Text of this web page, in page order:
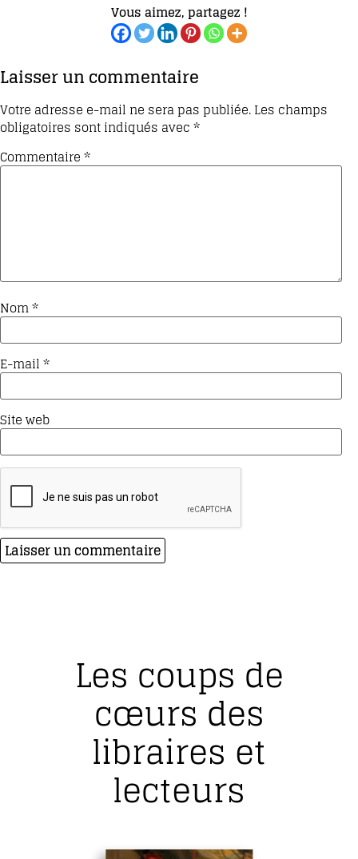
Vous aimez, partagez !
Laisser un commentaire
Votre adresse e-mail ne sera pas publiée.Les champs
obligatoires sont indiqués avec*
Commentaire*
Nom*
E-mail*
Site web
Les coups de
cœurs des
libraires et
lecteurs